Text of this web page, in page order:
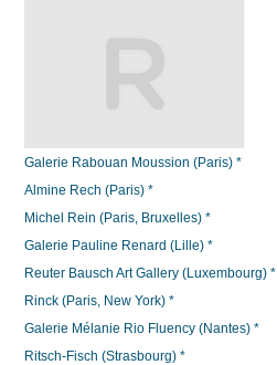
Galerie Rabouan Moussion (Paris) *
Almine Rech (Paris) *
Michel Rein (Paris, Bruxelles) *
Galerie Pauline Renard (Lille) *
Reuter Bausch Art Gallery (Luxembourg) *
Rinck (Paris, New York) *
Galerie Mélanie Rio Fluency (Nantes) *
Ritsch-Fisch (Strasbourg) *